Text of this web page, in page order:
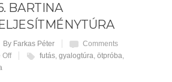
BARTINA
By Farkas Péter
Comments
Off
futás, gyalogtúra, ötpróba,